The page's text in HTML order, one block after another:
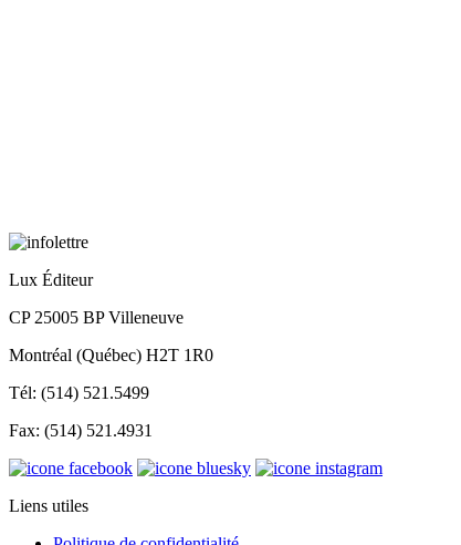
Lux Éditeur
CP 25005 BP Villeneuve
Montréal (Québec) H2T 1R0
Tél: (514) 521.5499
Fax: (514) 521.4931
Liens utiles